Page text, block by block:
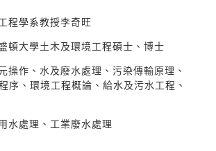
程學系教授李奇旺
頓大學土木及環境工程碩士、博士
操作、水及廢水處理、污染傳輸原理、
序、環境工程概論、給水及污水工程、
水處理、工業廢水處理